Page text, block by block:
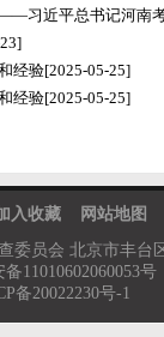
习近平总书记河南
经验[2025-05-25]
经验[2025-05-25]